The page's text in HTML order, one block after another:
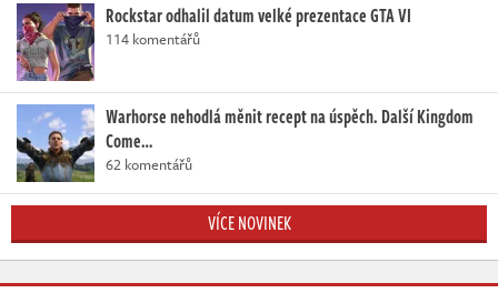
Rockstar odhalil datum velké prezentace GTA VI
114 komentářů
Warhorse nehodlá měnit recept na úspěch. Další Kingdom
Come…
62 komentářů
VÍCE NOVINEK